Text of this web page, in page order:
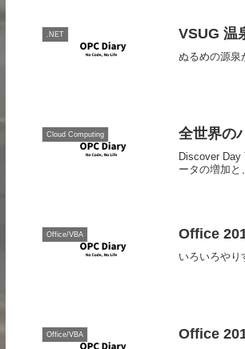
.NET VSUG 温
ぬるめの源泉
Cloud Computing 全世界の
Discover
ータの増加と
Office/VBA Office
いろいろやり
Office/VBA
Office